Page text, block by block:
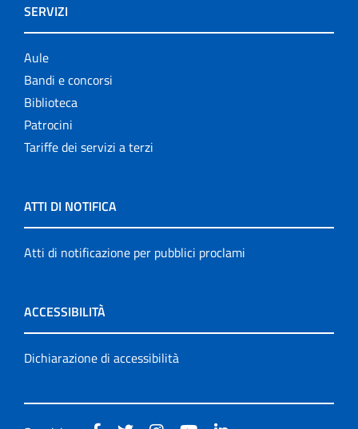
SERVIZI
Aule
Bandi e concorsi
Biblioteca
Patrocini
Tariffe dei servizi a terzi
ATTI DI NOTIFICA
Atti di notificazione per pubblici proclami
ACCESSIBILITÀ
Dichiarazione di accessibilità